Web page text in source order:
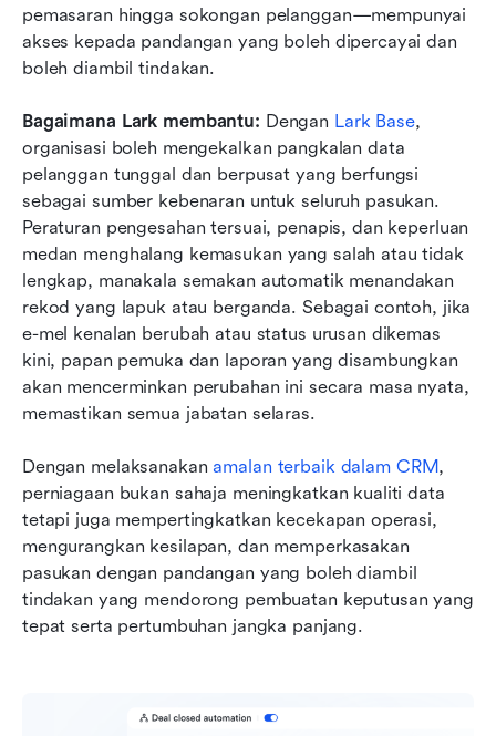
pemasaran hingga sokongan pelanggan—mempunyai
akses kepada pandangan yang boleh dipercayai dan
boleh diambil tindakan.
Bagaimana Lark membantu: Dengan Lark Base,
organisasi boleh mengekalkan pangkalan data
pelanggan tunggal dan berpusat yang berfungsi
sebagai sumber kebenaran untuk seluruh pasukan.
Peraturan pengesahan tersuai, penapis, dan keperluan
medan menghalang kemasukan yang salah atau tidak
lengkap, manakala semakan automatik menandakan
rekod yang lapuk atau berganda. Sebagai contoh, jika
e-mel kenalan berubah atau status urusan dikemas
kini, papan pemuka dan laporan yang disambungkan
akan mencerminkan perubahan ini secara masa nyata,
memastikan semua jabatan selaras.
Dengan melaksanakan amalan terbaik dalam CRM,
perniagaan bukan sahaja meningkatkan kualiti data
tetapi juga mempertingkatkan kecekapan operasi,
mengurangkan kesilapan, dan memperkasakan
pasukan dengan pandangan yang boleh diambil
tindakan yang mendorong pembuatan keputusan yang
tepat serta pertumbuhan jangka panjang.